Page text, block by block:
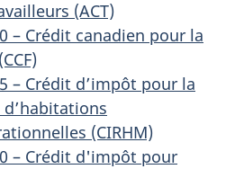
(ACT)
– Crédit canadien pour la
– Crédit d’impôt pour la
(CIRHM)
– Crédit d'impôt pour